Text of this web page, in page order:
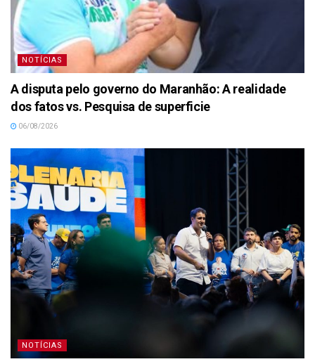
NOTÍCIAS
A disputa pelo governo do Maranhão: A realidade
dos fatos vs. Pesquisa de superficie
06/08/2026
NOTÍCIAS